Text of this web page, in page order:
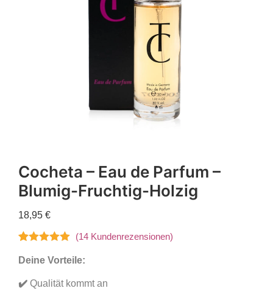
Cocheta – Eau de Parfum –
Blumig-Fruchtig-Holzig
18,95 €
4.93von 5,
auf
(14 Kundenrezensionen)
Deine Vorteile:
✔️ Qualität kommt an